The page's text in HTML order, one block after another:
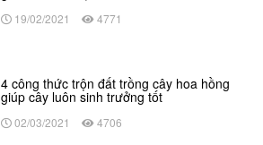
19/02/2021 4771
4 công thức trộn đất trồng cây hoa hồng
giúp cây luôn sinh trưởng tốt
02/03/2021 4706